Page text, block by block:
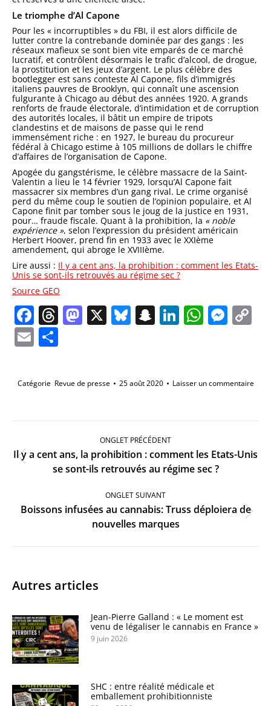
Le triomphe d’Al Capone
Pour les « incorruptibles » du FBI, il est alors difficile de
lutter contre la contrebande dominée par des gangs : les
réseaux mafieux se sont bien vite emparés de ce marché
lucratif, et contrôlent désormais le trafic d’alcool, de drogue,
la prostitution et les jeux d’argent. Le plus célèbre des
bootlegger est sans conteste Al Capone, fils d’immigrés
italiens pauvres de Brooklyn, qui connaît une ascension
fulgurante à Chicago au début des années 1920. A grands
renforts de fraude électorale, d’intimidation et de corruption
des autorités locales, il bâtit un empire de tripots
clandestins et de maisons de passe qui le rend
immensément riche : en 1927, le bureau du procureur
fédéral à Chicago estime à 105 millions de dollars le chiffre
d’affaires de l’organisation de Capone.
Apogée du gangstérisme, le célèbre massacre de la Saint-
Valentin a lieu le 14 février 1929, lorsqu’Al Capone fait
massacrer six membres d’un gang rival. Le crime organisé
perd du même coup le soutien de l’opinion populaire, et Al
Capone finit par tomber sous le joug de la justice en 1931,
pour… fraude fiscale. Quant à la prohibition, la « noble
expérience », selon l’expression du président américain
Herbert Hoover, prend fin en 1933 avec le XXIème
amendement, qui abroge le XVIIIème.
Lire aussi : Il y a cent ans, la prohibition : comment les Etats-
Unis se sont-ils retrouvés au régime sec ?
Source GEO
Facebook
Threads
Mastodon
X Bluesky
Snapchat
LinkedIn
Email
Catégorie Revue de presse 25 août 2020 Laisser un commentaire
Navigation
ONGLET PRÉCÉDENT
Onglet
précédent
Il y a cent ans, la prohibition : comment les Etats-Unis
se sont-ils retrouvés au régime sec ?
ONGLET SUIVANT
Onglet
suivant
Boissons infusées au cannabis: Truss déploiera de
nouvelles marques
Autres articles
Jean-Pierre Galland : « Le moment est
venu de légaliser le cannabis en France »
9 juin 2026
SHC : entre réalité médicale et
emballement prohibitionniste